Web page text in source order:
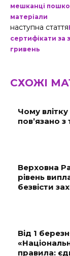
мешканці
матеріали
наступна стаття
сертифікати за
гривень
СХОЖІ
Чому влітку
пов’язано
Верховна
рівень
безвісти
Від 1
правила: